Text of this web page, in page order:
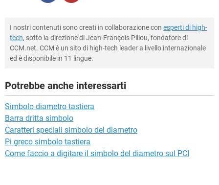
I nostri contenuti sono creati in collaborazione con esperti di high-
tech, sotto la direzione di Jean-François Pillou, fondatore di
CCM.net. CCM è un sito di high-tech leader a livello internazionale
ed è disponibile in 11 lingue.
Potrebbe anche interessarti
Simbolo diametro tastiera
Barra dritta simbolo
Caratteri speciali simbolo del diametro
Pi greco simbolo tastiera
Come faccio a digitare il simbolo del diametro sul PCI